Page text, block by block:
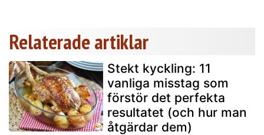
Relaterade artiklar
Stekt kyckling: 11
vanliga misstag som
förstör det perfekta
resultatet (och hur man
åtgärdar dem)